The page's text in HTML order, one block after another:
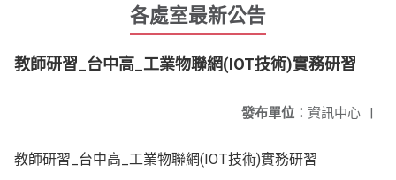
各處室最新公告
教師研習_台中高_工業物聯網(IOT技術)實務研習
發布單位： 資訊中心 |
教師研習_台中高_工業物聯網(IOT技術)實務研習